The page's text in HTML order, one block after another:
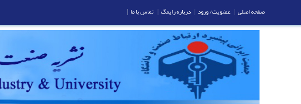
صفحه اصلی | عضویت/ ورود | درباره رایمگ | تماس با ما |